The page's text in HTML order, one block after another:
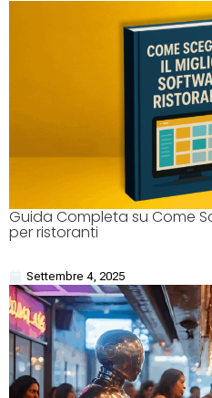
Guida Completa su Come
per ristoranti
Settembre 4, 2025